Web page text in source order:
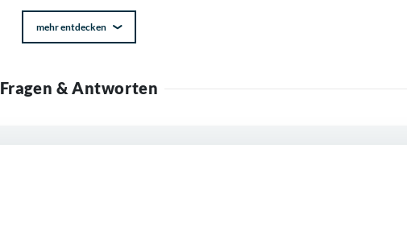
mehr entdecken
Fragen & Antworten